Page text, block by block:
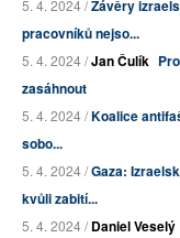
5. 4. 2024 /Závěry
pracovníků nejso...
5. 4. 2024 /Jan Čulík
zasáhnout
5. 4. 2024 /Koalice
sobo...
5. 4. 2024 /Gaza:
kvůli zabití...
5. 4. 2024 /Daniel Veselý